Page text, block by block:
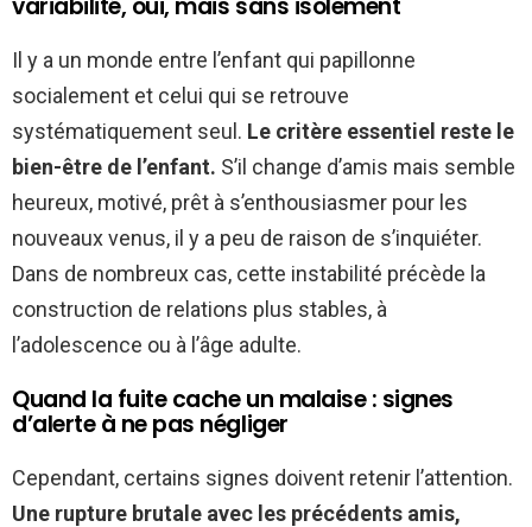
Il y a un monde entre l’enfant qui papillonne
socialement et celui qui se retrouve
systématiquement seul. Le critère essentiel reste le
bien-être de l’enfant. S’il change d’amis mais semble
heureux, motivé, prêt à s’enthousiasmer pour les
nouveaux venus, il y a peu de raison de s’inquiéter.
Dans de nombreux cas, cette instabilité précède la
construction de relations plus stables, à
l’adolescence ou à l’âge adulte.
Quand la fuite cache un malaise : signes
d’alerte à ne pas négliger
Cependant, certains signes doivent retenir l’attention.
Une rupture brutale avec les précédents amis,